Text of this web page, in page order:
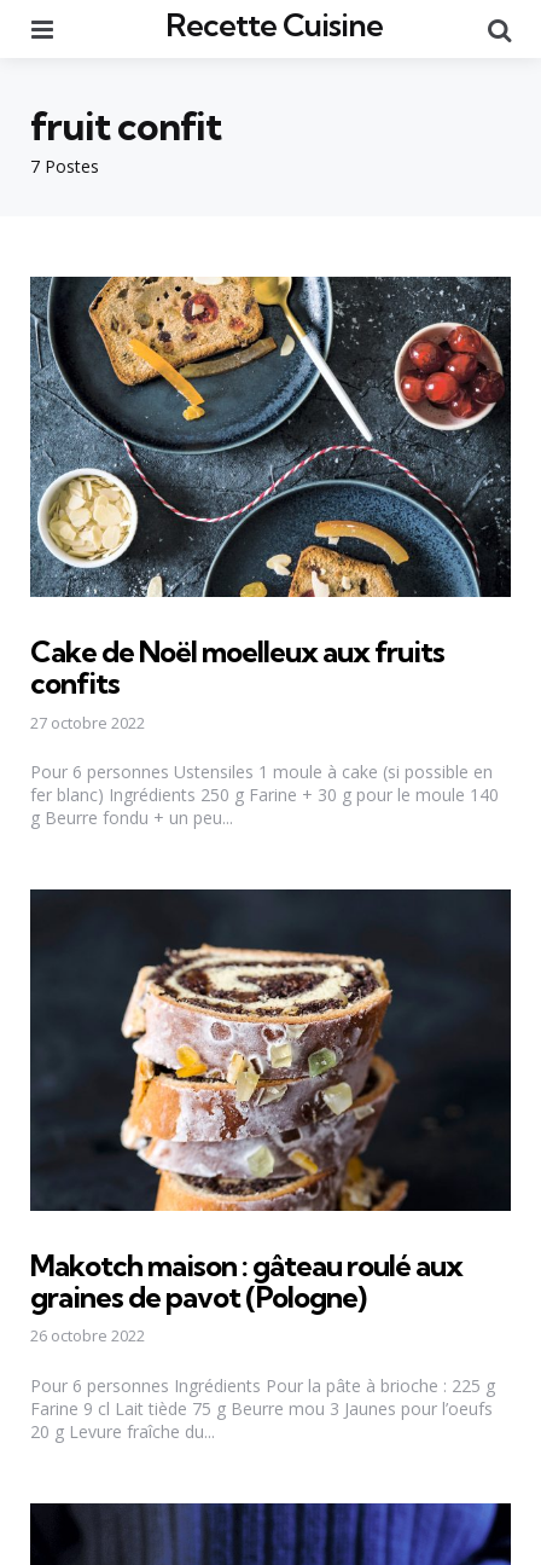
Recette Cuisine
7 Postes
fruit confit
Cake de Noël moelleux aux fruits
confits
27 octobre 2022
Pour 6 personnes Ustensiles 1 moule à cake (si possible en
fer blanc) Ingrédients 250 g Farine + 30 g pour le moule 140
g Beurre fondu + un peu...
Makotch maison : gâteau roulé aux
graines de pavot (Pologne)
26 octobre 2022
Pour 6 personnes Ingrédients Pour la pâte à brioche : 225 g
Farine 9 cl Lait tiède 75 g Beurre mou 3 Jaunes pour l’oeufs
20 g Levure fraîche du...